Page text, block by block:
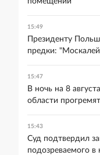
15:49
Президенту
предки:
15:47
В ночь на 8
области
15:43
Суд подтвердил
подозреваемого в